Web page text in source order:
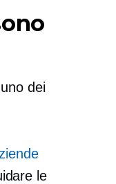
dei
le